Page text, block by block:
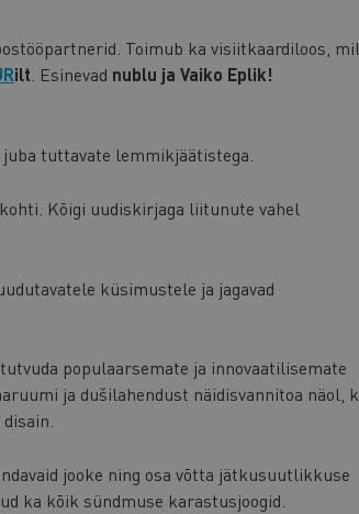
Toimub ka visiitkaardiloos,
ilt . Esinevad nublu ja Vaiko Eplik!
tuttavate lemmikjäätistega.
Kõigi uudiskirjaga liitunute vahel
küsimustele ja jagavad
populaarsemate ja innovaatilisemate
ja dušilahendust näidisvannitoa näol,
jooke ning osa võtta jätkusuutlikkuse
ka kõik sündmuse karastusjoogid.